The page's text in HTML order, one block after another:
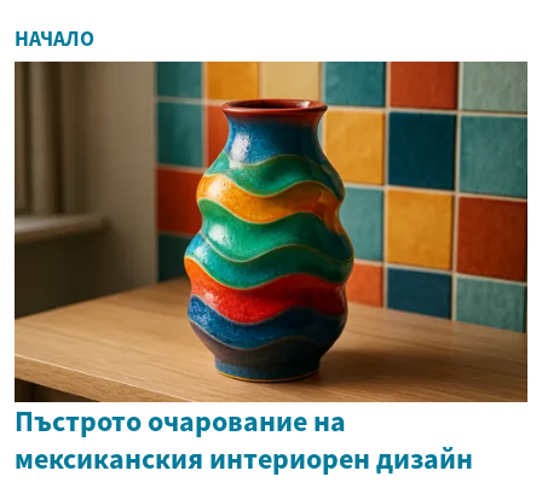
НАЧАЛО
Пъстрото очарование на
мексиканския интериорен дизайн